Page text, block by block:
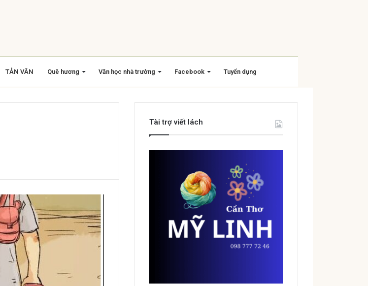
TẢN VĂN Quê hương Văn học nhà trường Facebook Tuyển dụng
Tài trợ viết lách